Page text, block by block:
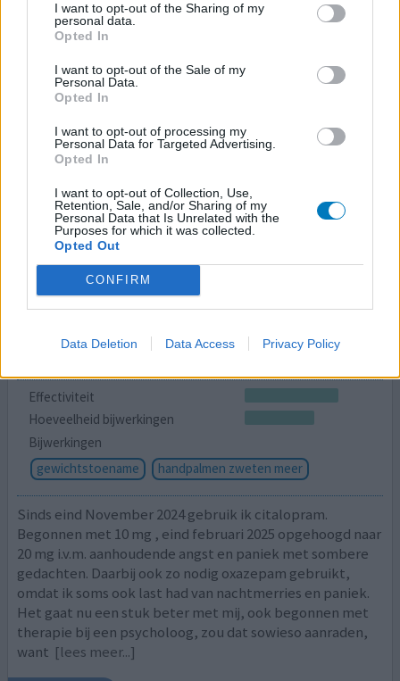
I want to opt-out of the Sharing of my
personal data.
Opted In
I want to opt-out of the Sale of my
Personal Data.
Opted In
I want to opt-out of processing my
Personal Data for Targeted Advertising.
Opted In
I want to opt-out of Collection, Use,
Retention, Sale, and/or Sharing of my
Personal Data that Is Unrelated with the
Purposes for which it was collected.
Opted Out
CONFIRM
Data Deletion Data Access Privacy Policy
ongerustheid
allemaal niet werkte, ben ik voor het eerst deze SSRI
beginnen te slikken. Binnen 2 dagen was mijn angst als
energie, sliep bijna niet en voelde me supergoed. Nu ben
ik bang dat het hypomanie geweest is, zeker omdat het
niet binnen 2 dagen al kan werken. Iemand anders
meer...]
geef mening
Citalopram
citalopram (20mg)
Effectiviteit
Hoeveelheid bijwerkingen
Bijwerkingen
gewichtstoename
handpalmen zweten meer
Sinds eind November 2024 gebruik ik citalopram.
Begonnen met 10 mg , eind februari 2025 opgehoogd naar
20 mg i.v.m. aanhoudende angst en paniek met sombere
gedachten. Daarbij ook zo nodig oxazepam gebruikt,
omdat ik soms ook last had van nachtmerries en paniek.
Het gaat nu een stuk beter met mij, ook begonnen met
therapie bij een psycholoog, zou dat sowieso aanraden,
want [lees meer...]